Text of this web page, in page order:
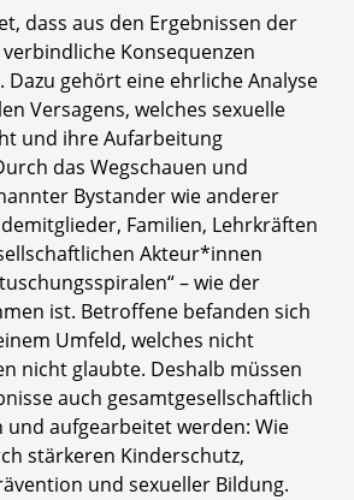
dass aus den Ergebnissen der
Konsequenzen
Dazu gehört eine ehrliche Analyse
Versagens, welches sexuelle
und ihre Aufarbeitung
das Wegschauen und
Bystander wie anderer
Familien, Lehrkräften
Akteur*innen
– wie der
ist. Betroffene befanden sich
Umfeld, welches nicht
nicht glaubte. Deshalb müssen
auch gesamtgesellschaftlich
aufgearbeitet werden: Wie
stärkeren Kinderschutz,
und sexueller Bildung.